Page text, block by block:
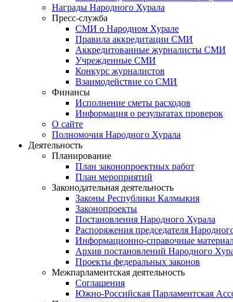
Награды Народного Хурала
Пресс-служба
СМИ о Народном Хурале
Правила аккредитации СМИ
Аккредитованные журналисты СМИ
Учрежденные СМИ
Конкурс журналистов
Взаимодействие со СМИ
Финансы
Исполнение сметы расходов
Информация о результатах проверок
О сайте
Полномочия Народного Хурала
Деятельность
Планирование
План законопроектных работ
План мероприятий
Законодательная деятельность
Законы Республики Калмыкия
Законопроекты
Постановления Народного Хурала
Распоряжения председателя
Информационно-справочные
Архив постановлений Народного
Проекты федеральных законов
Межпарламентская деятельность
Соглашения
Южно-Российская Парламентская